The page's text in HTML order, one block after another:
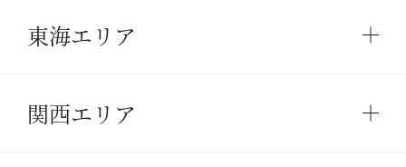
東海エリア
関西エリア